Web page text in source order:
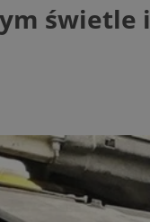
świetle